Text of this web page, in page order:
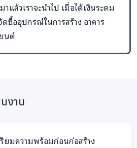
อสนับสนุนการสร้างอาคารเหล่านี้
แล้วเราจะนำไป เมื่อได้เงินระดม
ซื้ออุปกรณ์ในการสร้าง อาคาร
นต์
งาน
ยมความพร้อมก่อนก่อสร้าง